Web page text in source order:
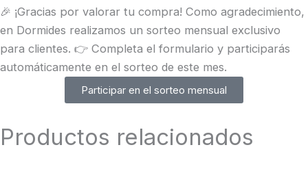
🎉 ¡Gracias por valorar tu compra! Como agradecimiento,
en Dormides realizamos un sorteo mensual exclusivo
para clientes. 👉 Completa el formulario y participarás
automáticamente en el sorteo de este mes.
Participar en el sorteo mensual
Productos relacionados